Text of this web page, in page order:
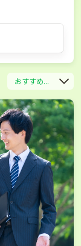
おすすめ...